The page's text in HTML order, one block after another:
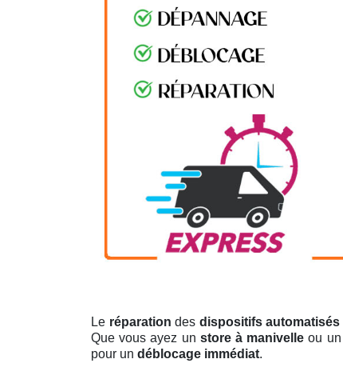
Le réparation des dispositifs automatisés
Que vous ayez un store à manivelle ou un
pour un déblocage immédiat.